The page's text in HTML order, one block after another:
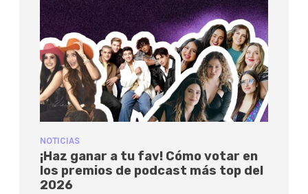
NOTICIAS
¡Haz ganar a tu fav! Cómo votar en
los premios de podcast más top del
2026